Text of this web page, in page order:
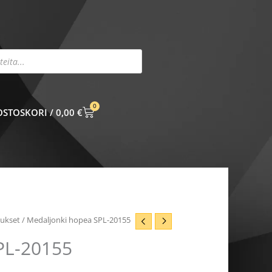
0,00 €
0
CART
/ Medaljonki hopea SPL-20155
20155